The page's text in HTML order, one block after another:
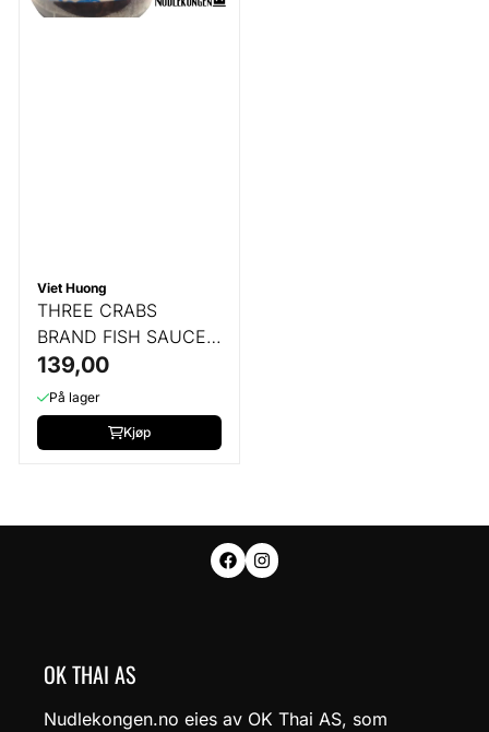
Viet Huong
THREE CRABS
BRAND FISH SAUCE -
300 ML
139,00
På lager
Kjøp
OK THAI AS
Nudlekongen.no eies av OK Thai AS, som